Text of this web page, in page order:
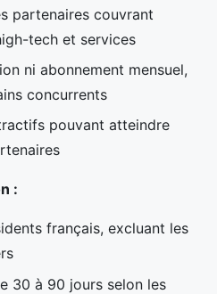
partenaires couvrant
tech et services
ni abonnement mensuel,
concurrents
pouvant atteindre
:
français, excluant les
30 à 90 jours selon les